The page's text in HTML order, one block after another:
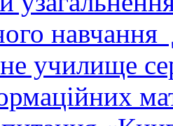
училище